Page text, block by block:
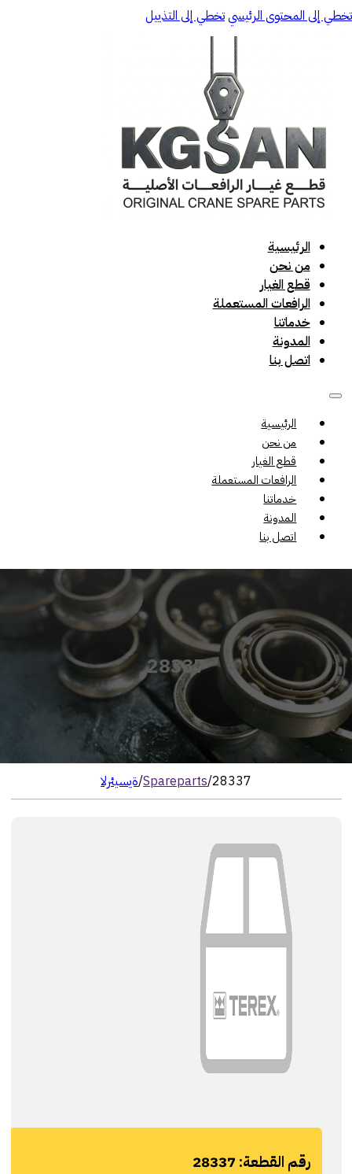
تخطي إلى المحتوى الرئيسيتخطي إلى التذييل
الرئيسية
من نحن
قطع الغيار
الرافعات المستعملة
خدماتنا
المدونة
اتصل بنا
الرئيسية
من نحن
قطع الغيار
الرافعات المستعملة
خدماتنا
المدونة
اتصل بنا
28337
الرئيسية/Spareparts/28337
رقم القطعة: 28337